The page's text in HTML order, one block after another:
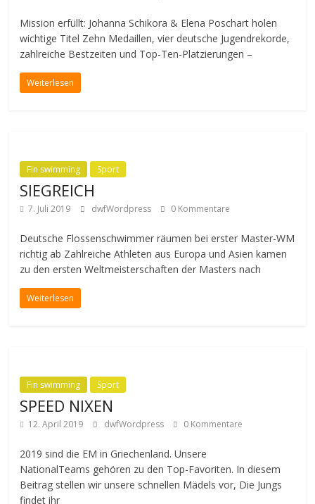
Mission erfüllt: Johanna Schikora & Elena Poschart holen
wichtige Titel Zehn Medaillen, vier deutsche Jugendrekorde,
zahlreiche Bestzeiten und Top-Ten-Platzierungen –
Weiterlesen
Fin swimming Sport
SIEGREICH
7. Juli 2019 dwfWordpress 0 Kommentare
Deutsche Flossenschwimmer räumen bei erster Master-WM
richtig ab Zahlreiche Athleten aus Europa und Asien kamen
zu den ersten Weltmeisterschaften der Masters nach
Weiterlesen
Fin swimming Sport
SPEED NIXEN
12. April 2019 dwfWordpress 0 Kommentare
2019 sind die EM in Griechenland. Unsere
NationalTeams gehören zu den Top-Favoriten. In diesem
Beitrag stellen wir unsere schnellen Mädels vor, Die Jungs
findet ihr